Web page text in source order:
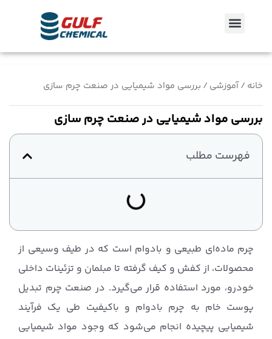
منو
خانه /آموزشی / بررسی مواد شیمیایی در صنعت چرم سازی
بررسی مواد شیمیایی در صنعت چرم سازی
فهرست مطلب
چرم ماده‌ای طبیعی و بادوام است که در طیف وسیعی از
محصولات، از کفش و کیف گرفته تا مبلمان و تزئینات داخلی
خودرو، مورد استفاده قرار می‌گیرد. در صنعت چرم تبدیل
پوست خام به چرم بادوام و باکیفیت طی یک فرآیند
شیمیایی پیچیده انجام می‌شود که وجود مواد شیمیایی